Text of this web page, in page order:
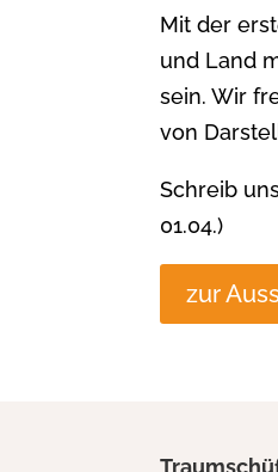
Mit der
und Land
sein. Wir
von
Schreib
01.04.)
zur